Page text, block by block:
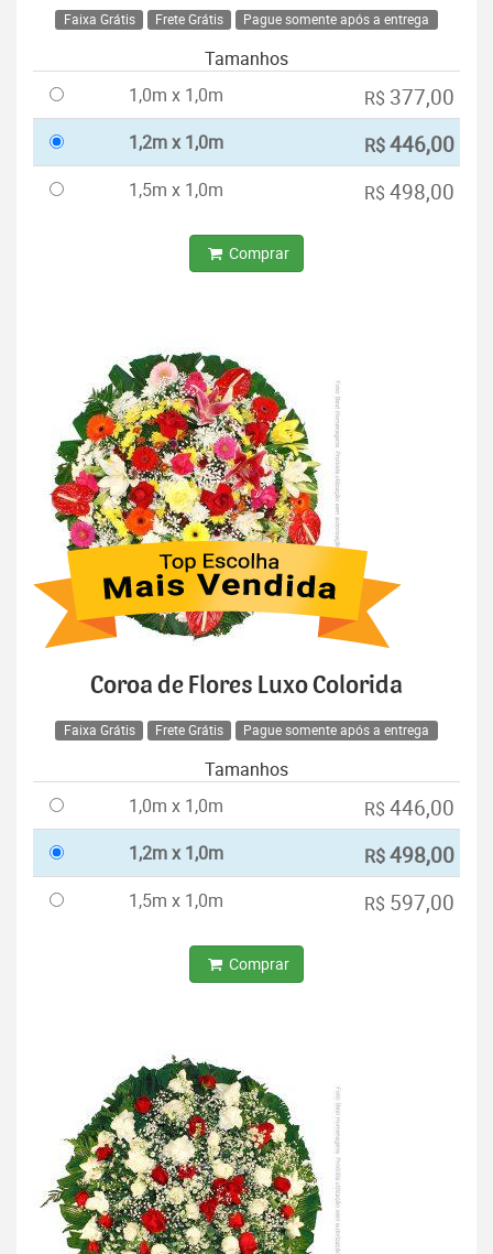
Faixa Grátis Frete Grátis Pague somente após a entrega
Tamanhos
1,0m x 1,0m
R$ 377,00
1,2m x 1,0m R$446,00
1,5m x 1,0m R$ 498,00
Comprar
Coroa de Flores Luxo Colorida
Faixa Grátis Frete Grátis Pague somente após a entrega
Tamanhos
1,0m x 1,0m
R$ 446,00
1,2m x 1,0m R$498,00
1,5m x 1,0m R$ 597,00
Comprar